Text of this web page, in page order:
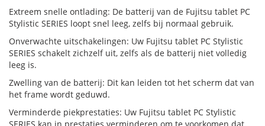
Extreem snelle ontlading: De batterij van de Fujitsu tablet PC
Stylistic SERIES loopt snel leeg, zelfs bij normaal gebruik.
Onverwachte uitschakelingen: Uw Fujitsu tablet PC Stylistic
SERIES schakelt zichzelf uit, zelfs als de batterij niet volledig
leeg is.
Zwelling van de batterij: Dit kan leiden tot het scherm dat van
het frame wordt geduwd.
Verminderde piekprestaties: Uw Fujitsu tablet PC Stylistic